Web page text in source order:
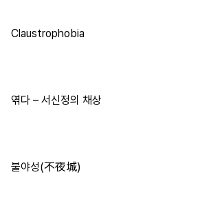
Claustrophobia
엮다 – 서신정의 채상
불야성(不夜城)